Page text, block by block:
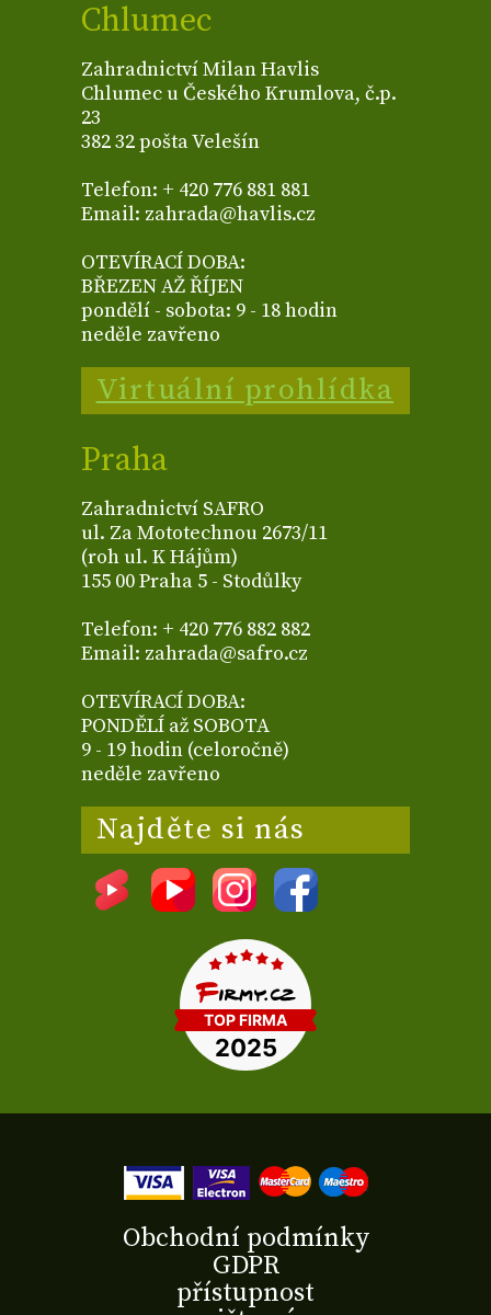
Chlumec
Zahradnictví Milan Havlis
Chlumec u Českého Krumlova, č.p.
23
382 32 pošta Velešín
Telefon: + 420 776 881 881
Email: zahrada@havlis.cz
OTEVÍRACÍ DOBA:
BŘEZEN AŽ ŘÍJEN
pondělí - sobota: 9 - 18 hodin
neděle zavřeno
Virtuální prohlídka
Praha
Zahradnictví SAFRO
ul. Za Mototechnou 2673/11
(roh ul. K Hájům)
155 00 Praha 5 - Stodůlky
Telefon: + 420 776 882 882
Email: zahrada@safro.cz
OTEVÍRACÍ DOBA:
PONDĚLÍ až SOBOTA
9 - 19 hodin (celoročně)
neděle zavřeno
Najděte si nás
Obchodní podmínky
GDPR
přístupnost